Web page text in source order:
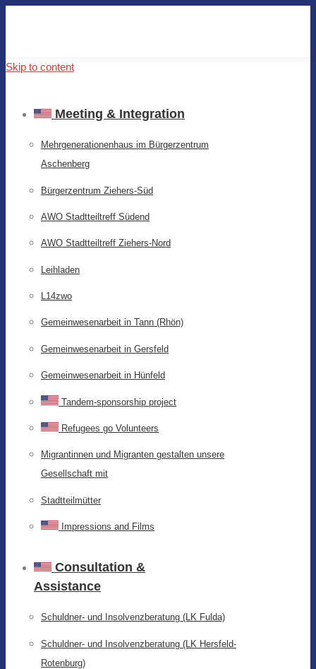
Skip to content
Meeting & Integration
Mehrgenerationenhaus im Bürgerzentrum
Aschenberg
Bürgerzentrum Ziehers-Süd
AWO Stadtteiltreff Südend
AWO Stadtteiltreff Ziehers-Nord
Leihladen
L14zwo
Gemeinwesenarbeit in Tann (Rhön)
Gemeinwesenarbeit in Gersfeld
Gemeinwesenarbeit in Hünfeld
Tandem-sponsorship project
Refugees go Volunteers
Migrantinnen und Migranten gestalten unsere
Gesellschaft mit
Stadtteilmütter
Impressions and Films
Consultation &
Assistance
Schuldner- und Insolvenzberatung (LK Fulda)
Schuldner- und Insolvenzberatung (LK Hersfeld-
Rotenburg)